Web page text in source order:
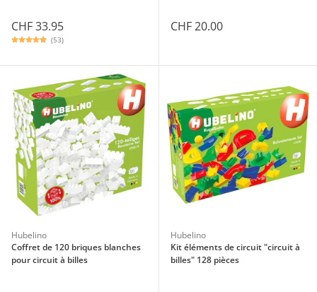
CHF 33.95
(53)
CHF 20.00
Hubelino
Coffret de 120 briques blanches
pour circuit à billes
Hubelino
Kit éléments de circuit "circuit à
billes" 128 pièces